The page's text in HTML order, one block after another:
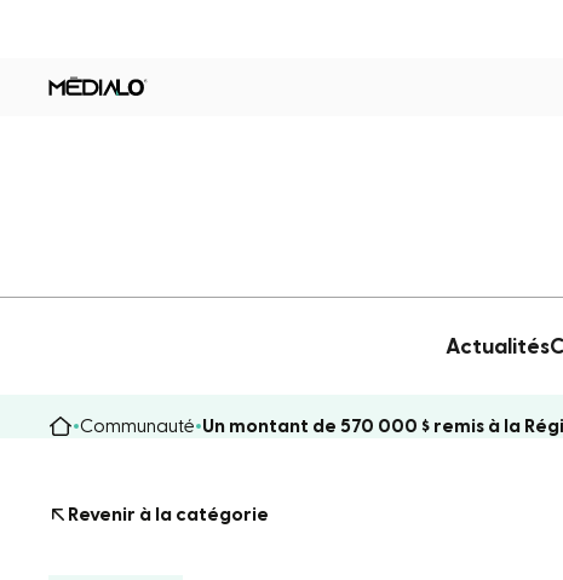
Actualités
Communauté Un montant de 570 000 $ remis à la
Revenir à la catégorie